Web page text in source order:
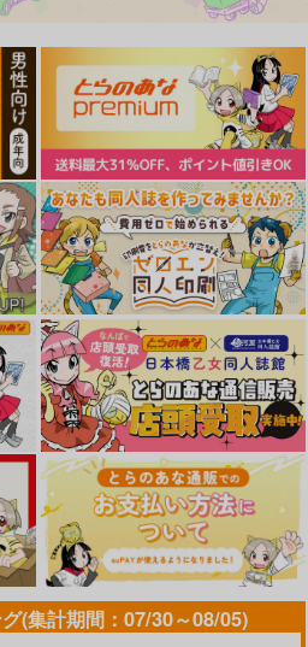
(集計期間：07/30～08/05)